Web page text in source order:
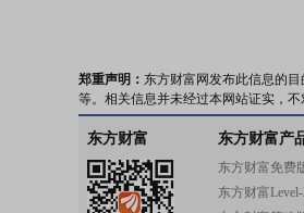
郑重声明： 东方财富网发布此信息的
等。相关信息并未经过本网站证实，